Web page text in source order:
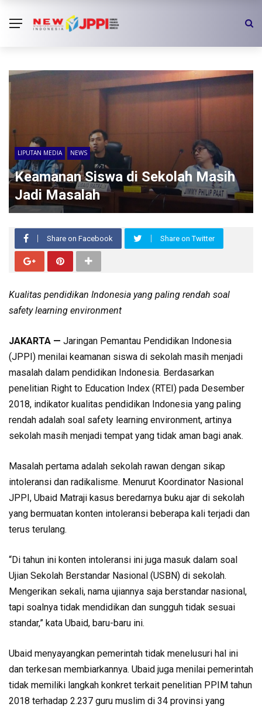
LIPUTAN MEDIA NEWS
Keamanan Siswa di Sekolah Masih
Jadi Masalah
Share on Facebook Share on Twitter
Kualitas pendidikan Indonesia yang paling rendah soal
safety learning environment
JAKARTA — Jaringan Pemantau Pendidikan Indonesia
(JPPI) menilai keamanan siswa di sekolah masih menjadi
masalah dalam pendidikan Indonesia. Berdasarkan
penelitian Right to Education Index (RTEI) pada Desember
2018, indikator kualitas pendidikan Indonesia yang paling
rendah adalah soal safety learning environment, artinya
sekolah masih menjadi tempat yang tidak aman bagi anak.
Masalah pertama adalah sekolah rawan dengan sikap
intoleransi dan radikalisme. Menurut Koordinator Nasional
JPPI, Ubaid Matraji kasus beredarnya buku ajar di sekolah
yang bermuatan konten intoleransi beberapa kali terjadi dan
terus terulang.
“Di tahun ini konten intoleransi ini juga masuk dalam soal
Ujian Sekolah Berstandar Nasional (USBN) di sekolah.
Mengerikan sekali, nama ujiannya saja berstandar nasional,
tapi soalnya tidak mendidikan dan sungguh tidak sesuai
standar,” kata Ubaid, baru-baru ini.
Ubaid menyayangkan pemerintah tidak menelusuri hal ini
dan terkesan membiarkannya. Ubaid juga menilai pemerintah
tidak memiliki langkah konkret terkait penelitian PPIM tahun
2018 terhadap 2.237 guru muslim di 34 provinsi yang